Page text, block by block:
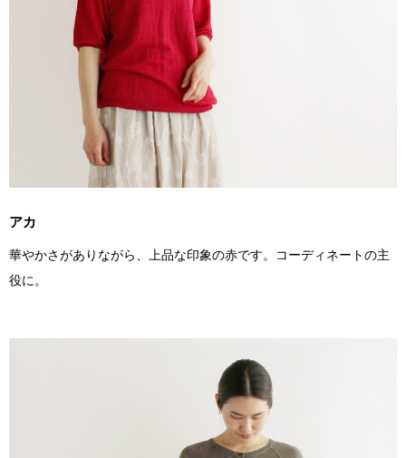
アカ
華やかさがありながら、上品な印象の赤です。コーディネートの主
役に。